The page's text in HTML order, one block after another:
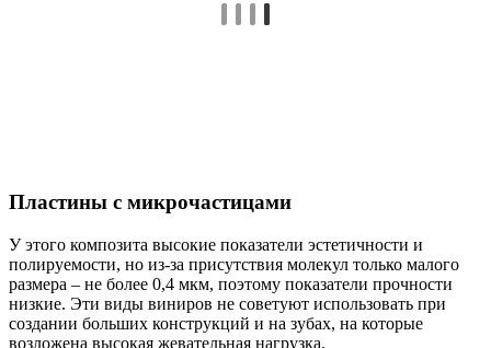
Пластины с микрочастицами
У этого композита высокие показатели эстетичности и
полируемости, но из-за присутствия молекул только малого
размера – не более 0,4 мкм, поэтому показатели прочности
низкие. Эти виды виниров не советуют использовать при
создании больших конструкций и на зубах, на которые
возложена высокая жевательная нагрузка.